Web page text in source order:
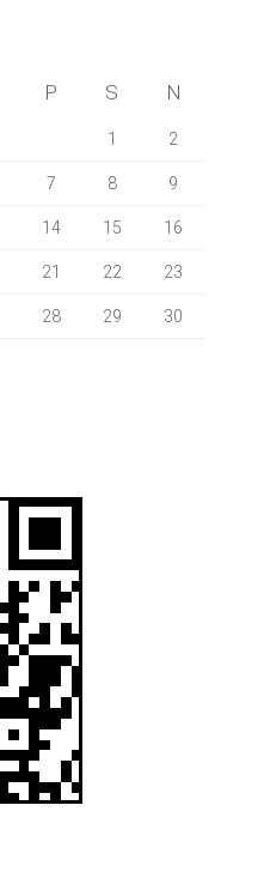
P S N
1 2
7 8 9
14 15 16
21 22 23
28 29 30